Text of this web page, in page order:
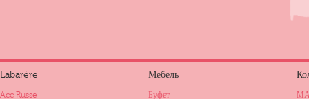
Labarère
Acc Russe
Мебель
Буфет